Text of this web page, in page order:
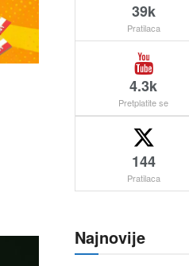
39k
Pratilaca
4.3k
Pretplatite se
144
Pratilaca
Najnovije